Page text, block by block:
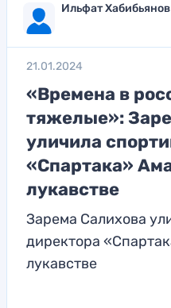
Ильфат Хабибьянов
21.01.2024
«Времена в
тяжелые»:
уличила
«Спартака»
лукавстве
Зарема Салихова
директора
лукавстве